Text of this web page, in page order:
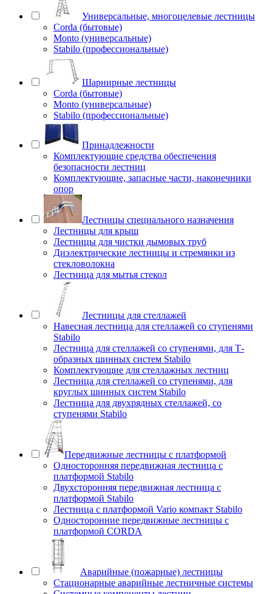
Универсальные, многоцелевые лестницы
Corda (бытовые)
Monto (универсальные)
Stabilo (профессиональные)
Шарнирные лестницы
Corda (бытовые)
Monto (универсальные)
Stabilo (профессиональные)
Принадлежности
Комплектующие средства обеспечения
безопасности лестниц
Комплектующие, запасные части, наконечники
опор
Лестницы специального назначения
Лестницы для крыш
Лестницы для чистки дымовых труб
Диэлектрические лестницы и стремянки из
стекловолокна
Лестница для мытья стекол
Лестницы для стеллажей
Навесная лестница для стеллажей со ступенями
Stabilo
Лестница для стеллажей со ступенями, для Т-
образных шинных систем Stabilo
Комплектующие для стеллажных лестниц
Лестница для стеллажей со ступенями, для
круглых шинных систем Stabilo
Лестница для двухрядных стеллажей, со
ступенями Stabilo
Передвижные лестницы с платформой
Односторонняя передвижная лестница с
платформой Stabilo
Двухсторонняя передвижная лестница с
платформой Stabilo
Лестница с платформой Vario компакт Stabilo
Односторонние передвижные лестницы с
платформой CORDA
Аварийные (пожарные) лестницы
Стационарные аварийные лестничные системы